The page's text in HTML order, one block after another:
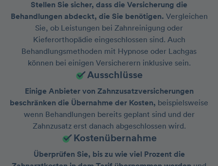
Stellen Sie sicher, dass die Versicherung die
Behandlungen abdeckt, die Sie benötigen. Vergleichen
Sie, ob Leistungen bei Zahnreinigung oder
Kieferorthopädie eingeschlossen sind. Auch
Behandlungsmethoden mit Hypnose oder Lachgas
können bei einigen Versicherern inklusive sein.
Ausschlüsse
Einige Anbieter von Zahnzusatzversicherungen
beschränken die Übernahme der Kosten, beispielsweise
wenn Behandlungen bereits geplant sind und der
Zahnzusatz erst danach abgeschlossen wird.
Kostenübernahme
Überprüfen Sie, bis zu wie viel Prozent die